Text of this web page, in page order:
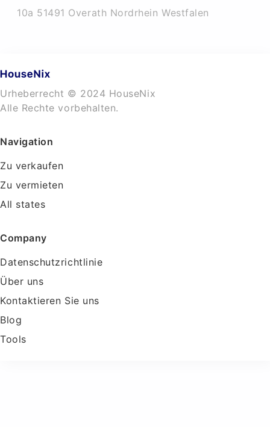
10a 51491 Overath Nordrhein Westfalen
Urheberrecht © 2024 HouseNix
Alle Rechte vorbehalten.
Navigation
Zu verkaufen
Zu vermieten
All states
Company
Datenschutzrichtlinie
Über uns
Kontaktieren Sie uns
Blog
Tools